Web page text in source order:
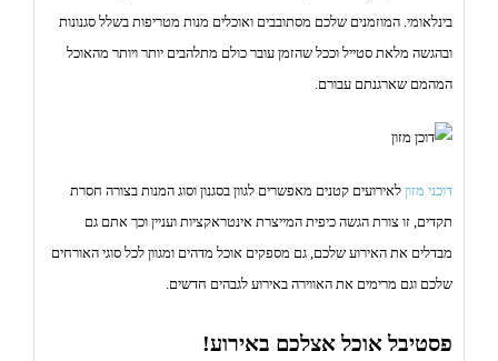
בינלאומי. המוזמנים שלכם מסתובבים ואוכלים מנות מטריפות בשלל סגנונות
ובהגשה מלאת סטייל וככל שהזמן עובר כולם מתלהבים יותר ויותר מהאוכל
המהמם שארגנתם עבורם.
דוכני מזון לאירועים קטנים מאפשרים לגוון בסגנון וסוג המנות בצורה חסרת
תקדים, זו צורת הגשה כיפית המייצרת אינטראקציות ועניין וכך אתם גם
מבדלים את האירוע שלכם, גם מספקים אוכל מדהים ומגוון לכל סוגי האורחים
שלכם וגם מרימים את האווירה באירוע לגבהים חדשים.
פסטיבל אוכל אצלכם באירוע!